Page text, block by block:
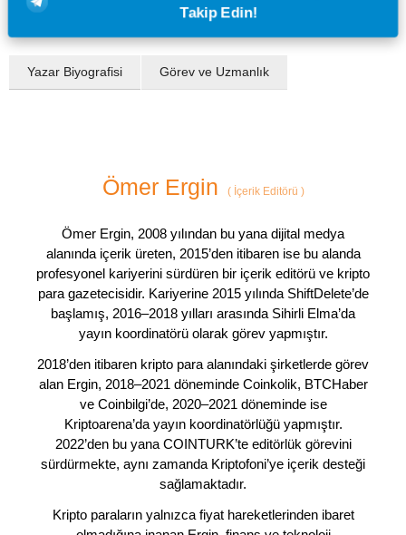
Takip Edin!
Yazar Biyografisi Görev ve Uzmanlık
Ömer Ergin (İçerik Editörü )
Ömer Ergin, 2008 yılından bu yana dijital medya
alanında içerik üreten, 2015’den itibaren ise bu alanda
profesyonel kariyerini sürdüren bir içerik editörü ve kripto
para gazetecisidir. Kariyerine 2015 yılında ShiftDelete’de
başlamış, 2016–2018 yılları arasında Sihirli Elma’da
yayın koordinatörü olarak görev yapmıştır.
2018’den itibaren kripto para alanındaki şirketlerde görev
alan Ergin, 2018–2021 döneminde Coinkolik, BTCHaber
ve Coinbilgi’de, 2020–2021 döneminde ise
Kriptoarena’da yayın koordinatörlüğü yapmıştır.
2022’den bu yana COINTURK’te editörlük görevini
sürdürmekte, aynı zamanda Kriptofoni’ye içerik desteği
sağlamaktadır.
Kripto paraların yalnızca fiyat hareketlerinden ibaret